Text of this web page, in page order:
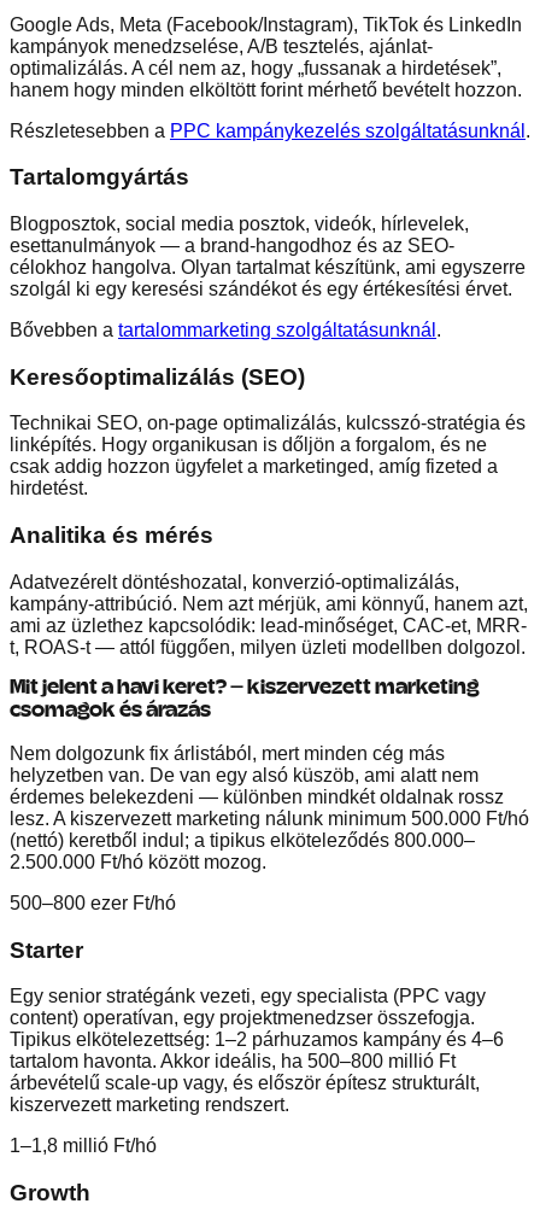
Google Ads, Meta (Facebook/Instagram), TikTok és LinkedIn
kampányok menedzselése, A/B tesztelés, ajánlat-
optimalizálás. A cél nem az, hogy „fussanak a hirdetések”,
hanem hogy minden elköltött forint mérhető bevételt hozzon.
Részletesebben a PPC kampánykezelés szolgáltatásunknál .
Tartalomgyártás
Blogposztok, social media posztok, videók, hírlevelek,
esettanulmányok — a brand-hangodhoz és az SEO-
célokhoz hangolva. Olyan tartalmat készítünk, ami egyszerre
szolgál ki egy keresési szándékot és egy értékesítési érvet.
Bővebben a tartalommarketing szolgáltatásunknál .
Keresőoptimalizálás (SEO)
Technikai SEO, on-page optimalizálás, kulcsszó-stratégia és
linképítés. Hogy organikusan is dőljön a forgalom, és ne
csak addig hozzon ügyfelet a marketinged, amíg fizeted a
hirdetést.
Analitika és mérés
Adatvezérelt döntéshozatal, konverzió-optimalizálás,
kampány-attribúció. Nem azt mérjük, ami könnyű, hanem azt,
ami az üzlethez kapcsolódik: lead-minőséget, CAC-et, MRR-
t, ROAS-t — attól függően, milyen üzleti modellben dolgozol.
Mit jelent a havi keret? — kiszervezett marketing
csomagok és árazás
Nem dolgozunk fix árlistából, mert minden cég más
helyzetben van. De van egy alsó küszöb, ami alatt nem
érdemes belekezdeni — különben mindkét oldalnak rossz
lesz. A kiszervezett marketing nálunk minimum 500.000 Ft/hó
(nettó) keretből indul; a tipikus elköteleződés 800.000–
2.500.000 Ft/hó között mozog.
500–800 ezer Ft/hó
Starter
Egy senior stratégánk vezeti, egy specialista (PPC vagy
content) operatívan, egy projektmenedzser összefogja.
Tipikus elkötelezettség: 1–2 párhuzamos kampány és 4–6
tartalom havonta. Akkor ideális, ha 500–800 millió Ft
árbevételű scale-up vagy, és először építesz strukturált,
kiszervezett marketing rendszert.
1–1,8 millió Ft/hó
Growth